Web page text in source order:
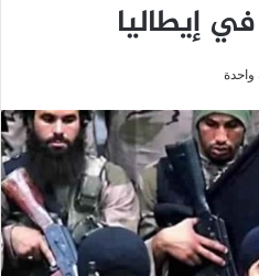
إيطاليا
واحدة